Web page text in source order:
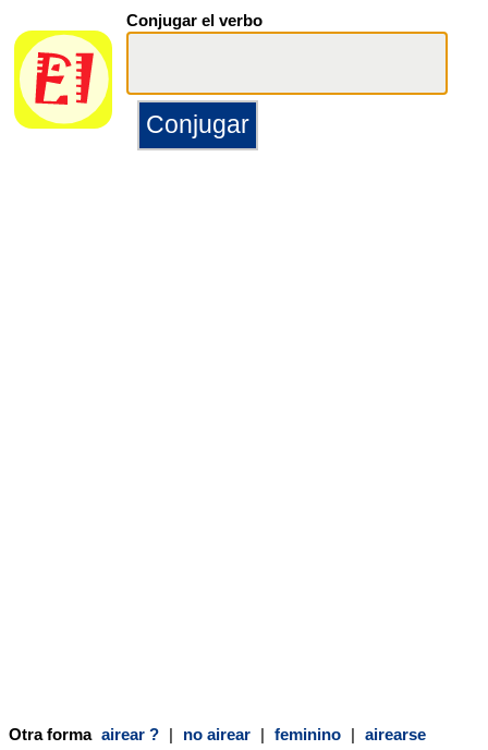
Conjugar el verbo
Otra forma airear ? | no airear | feminino | airearse